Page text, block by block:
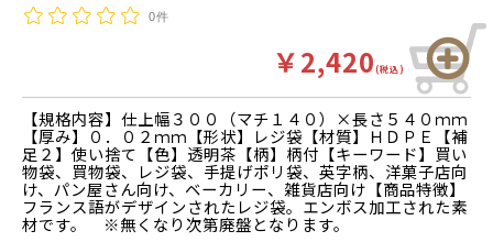
0件
￥2,420(税込)
【規格内容】仕上幅３００（マチ１４０）×長さ５４０ｍｍ
【厚み】０．０２ｍｍ【形状】レジ袋【材質】ＨＤＰＥ【補
足２】使い捨て【色】透明茶【柄】柄付【キーワード】買い
物袋、買物袋、レジ袋、手提げポリ袋、英字柄、洋菓子店向
け、パン屋さん向け、ベーカリー、雑貨店向け【商品特徴】
フランス語がデザインされたレジ袋。エンボス加工された素
材です。 ※無くなり次第廃盤となります。